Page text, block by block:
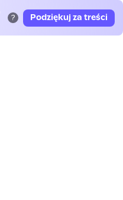
? Podziękuj za treści